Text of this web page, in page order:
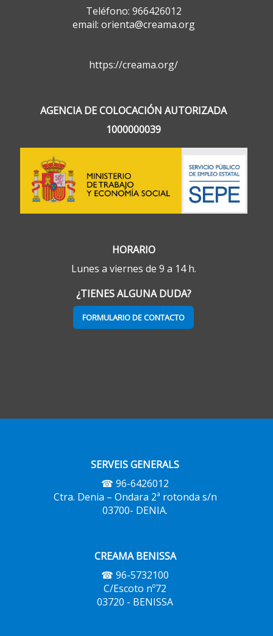
Teléfono: 966426012
email: orienta@creama.org
https://creama.org/
AGENCIA DE COLOCACIÓN AUTORIZADA
1000000039
HORARIO
Lunes a viernes de 9 a 14 h.
¿TIENES ALGUNA DUDA?
FORMULARIO DE CONTACTO
SERVEIS GENERALS
☎ 96-6426012
Ctra. Denia – Ondara 2ª rotonda s/n
03700- DENIA.
CREAMA BENISSA
☎ 96-5732100
C/Escoto nº72
03720 - BENISSA